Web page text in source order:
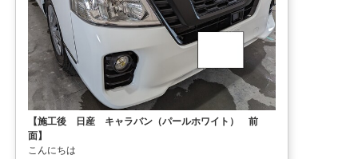
【施工後 日産 キャラバン（パールホワイト） 前
面】
こんにちは